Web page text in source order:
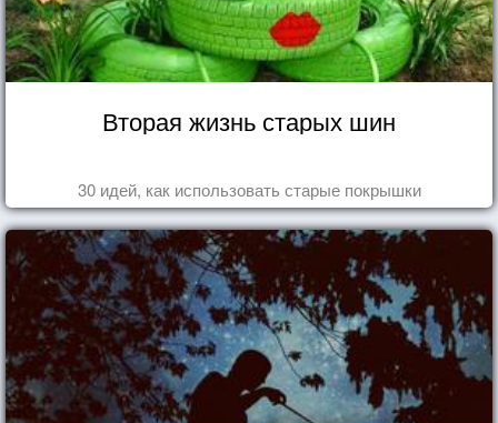
Вторая жизнь старых шин
30 идей, как использовать старые покрышки